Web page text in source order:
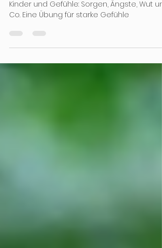
Eine Übung für starke Gefühle
Kinder und Gefühle: Sorgen, Ängste, Wut